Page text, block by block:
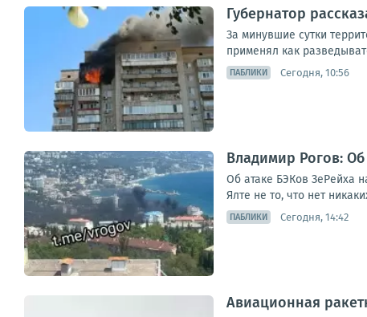
Губернатор
За минувшие сутки
применял как
ПАБЛИКИ Сегодня, 10:56
Владимир Рогов:
Об атаке БЭКов ЗеРейха
Ялте не то, что нет
ПАБЛИКИ Сегодня, 14:42
Авиационная